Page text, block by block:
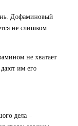
Дофаминовый
не слишком
не хватает
им его
дела –